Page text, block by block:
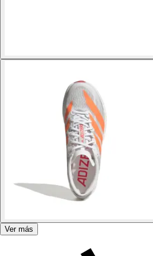
Ver más